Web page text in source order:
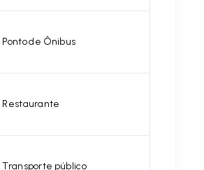
Ponto de Ônibus
Restaurante
Transporte público